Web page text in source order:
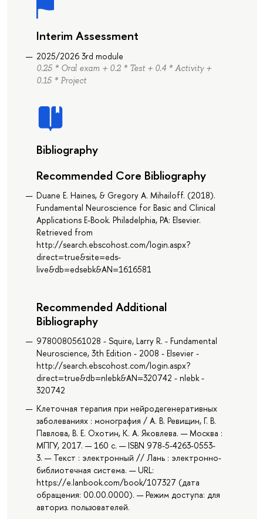
Interim Assessment
2025/2026 3rd module
0.25 * Oral exam + 0.2 * Test + 0.4 * Activity +
0.15 * Project
Bibliography
Recommended Core Bibliography
Duane E. Haines, & Gregory A. Mihailoff. (2018).
Fundamental Neuroscience for Basic and Clinical
Applications E-Book. Philadelphia, PA: Elsevier.
Retrieved from
http://search.ebscohost.com/login.aspx?
direct=true&site=eds-
live&db=edsebk&AN=1616581
Recommended Additional
Bibliography
9780080561028 - Squire, Larry R. - Fundamental
Neuroscience, 3th Edition - 2008 - Elsevier -
http://search.ebscohost.com/login.aspx?
direct=true&db=nlebk&AN=320742 - nlebk -
320742
Клеточная терапия при нейродегенеративных
заболеваниях : монография / А. В. Ревищин, Г. В.
Павлова, В. Е. Охотин, К. А. Яковлева. — Москва :
МПГУ, 2017. — 160 с. — ISBN 978-5-4263-0553-
3. — Текст : электронный // Лань : электронно-
библиотечная система. — URL:
https://e.lanbook.com/book/107327 (дата
обращения: 00.00.0000). — Режим доступа: для
авториз. пользователей.